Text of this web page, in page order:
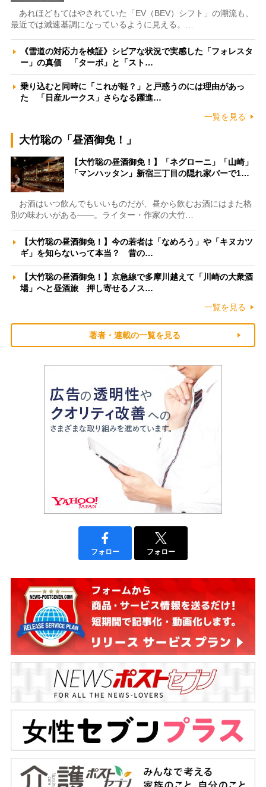
あれほどもてはやされていた「EV（BEV）シフト」の潮流も、
最近では減速基調になっているように見える。…
《雪道の対応力を検証》シビアな状況で実感した「フォレスタ
ー」の真価 「ターボ」と「スト…
乗り込むと同時に「これが軽？」と戸惑うのには理由があっ
た 「日産ルークス」さらなる躍進…
一覧を見る
大竹聡の「昼酒御免！」
【大竹聡の昼酒御免！】「ネグローニ」「山崎」
「マンハッタン」新宿三丁目の隠れ家バーで1…
お酒はいつ飲んでもいいものだが、昼から飲むお酒にはまた格
別の味わいがある――。ライター・作家の大竹…
【大竹聡の昼酒御免！】今の若者は「なめろう」や「キヌカツ
ギ」を知らないって本当？ 昔の…
【大竹聡の昼酒御免！】京急線で多摩川越えて「川崎の大衆酒
場」へと昼酒旅 押し寄せるノス…
一覧を見る
著者・連載の一覧を見る
フォロー フォロー